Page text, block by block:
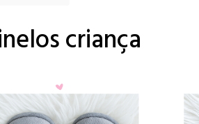
criança